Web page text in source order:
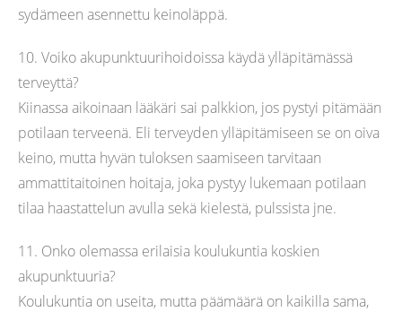
sydämeen asennettu keinoläppä.
10. Voiko akupunktuurihoidoissa käydä ylläpitämässä
terveyttä?
Kiinassa aikoinaan lääkäri sai palkkion, jos pystyi pitämään
potilaan terveenä. Eli terveyden ylläpitämiseen se on oiva
keino, mutta hyvän tuloksen saamiseen tarvitaan
ammattitaitoinen hoitaja, joka pystyy lukemaan potilaan
tilaa haastattelun avulla sekä kielestä, pulssista jne.
11. Onko olemassa erilaisia koulukuntia koskien
akupunktuuria?
Koulukuntia on useita, mutta päämäärä on kaikilla sama,